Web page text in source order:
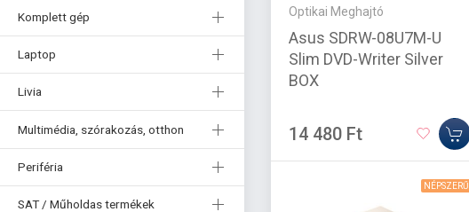
Komplett gép
Laptop
Livia
Multimédia, szórakozás, otthon
Periféria
SAT / Műholdas termékek
Optikai Meghajtó
Asus SDRW-08U7M-U
Slim DVD-Writer Silver
BOX
14 480 Ft
NÉPSZERŰ